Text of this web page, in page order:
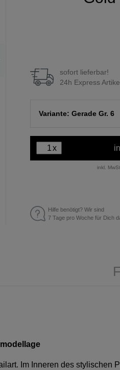
sofort lieferbar!
24h Express
Variante: Gerade Gr. 6
x
inkl.
Hilfe benötigt? Wir sind
7 Tage pro Woche für Dich
Im Inneren des stylischen